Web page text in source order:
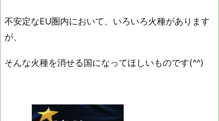
不安定なEU圏内において、いろいろ火種があります
が、
そんな火種を消せる国になってほしいものです(^^)